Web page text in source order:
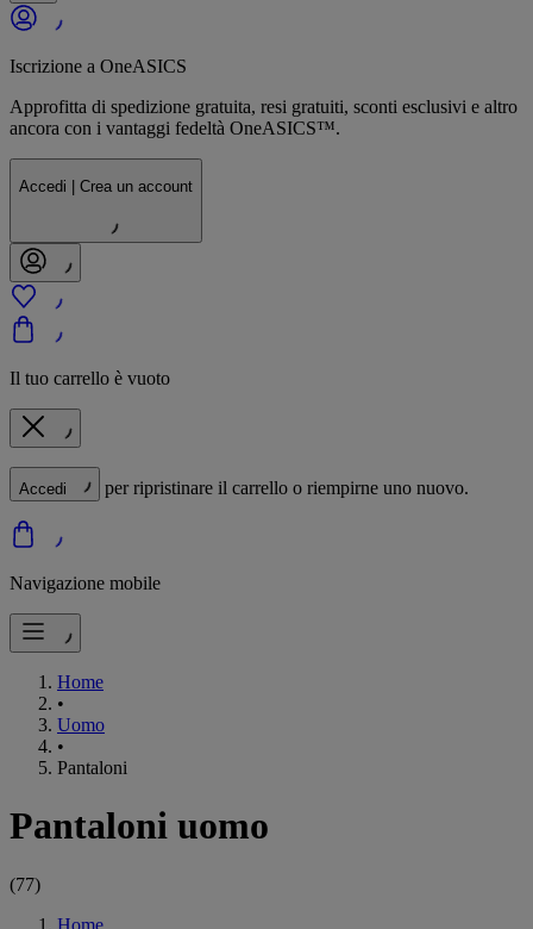
Iscrizione a OneASICS
Approfitta di spedizione gratuita, resi gratuiti, sconti esclusivi e altro
ancora con i vantaggi fedeltà OneASICS™.
Accedi | Crea un account
Il tuo carrello è vuoto
Accedi per ripristinare il carrello o riempirne uno nuovo.
Navigazione mobile
Home
•
Uomo
•
Pantaloni
Pantaloni uomo
(77)
Home